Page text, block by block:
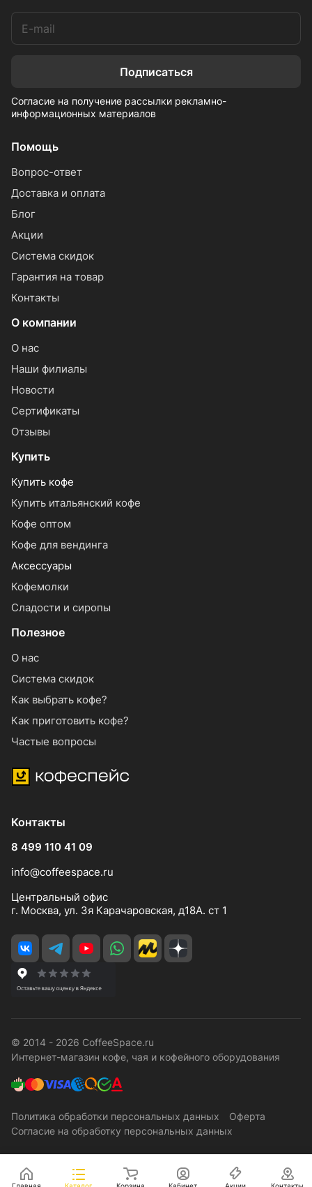
Подписаться
Согласие на получение рассылки рекламно-
информационных материалов
Помощь
Вопрос-ответ
Доставка и оплата
Блог
Акции
Система скидок
Гарантия на товар
Контакты
О компании
О нас
Наши филиалы
Новости
Сертификаты
Отзывы
Купить
Купить кофе
Купить итальянский кофе
Кофе оптом
Кофе для вендинга
Аксессуары
Кофемолки
Сладости и сиропы
Полезное
О нас
Система скидок
Как выбрать кофе?
Как приготовить кофе?
Частые вопросы
Контакты
8 499 110 41 09
info@coffeespace.ru
Центральный офис
г. Москва, ул. 3я Карачаровская, д18А. ст 1
© 2014 - 2026 CoffeeSpace.ru
Интернет-магазин кофе, чая и кофейного оборудования
Политика обработки персональных данных
Оферта
Согласие на обработку персональных данных